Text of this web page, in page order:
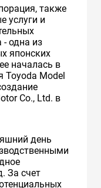
также
услуги и
- одна из
японских
началась в
Toyoda Model
Co., Ltd. в
день
За счет